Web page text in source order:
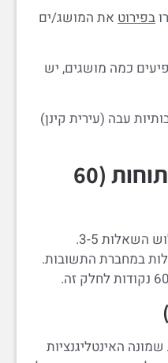
בפירוט את המושג/ים
כמה מושגים, יש
עבה (עירית קינן)
חלק ג – שאלות פתוחות (60
3-5.
במחברת התשובות.
האינטליגנציות